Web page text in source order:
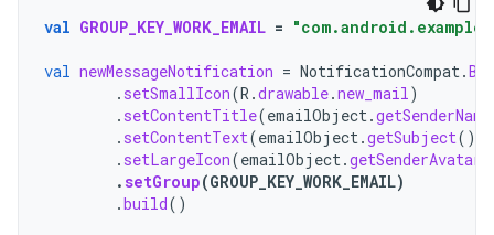
val GROUP_KEY_WORK_EMAIL =
val newMessageNotification = NotificationCompat .
. setSmallIcon(R .drawable.new_mail )
. setContentTitle(emailObject .getSenderName
. setContentText(emailObject .getSubject())
. setLargeIcon(emailObject .getSenderAvatar
.setGroup(GROUP_KEY_WORK_EMAIL)
.build()